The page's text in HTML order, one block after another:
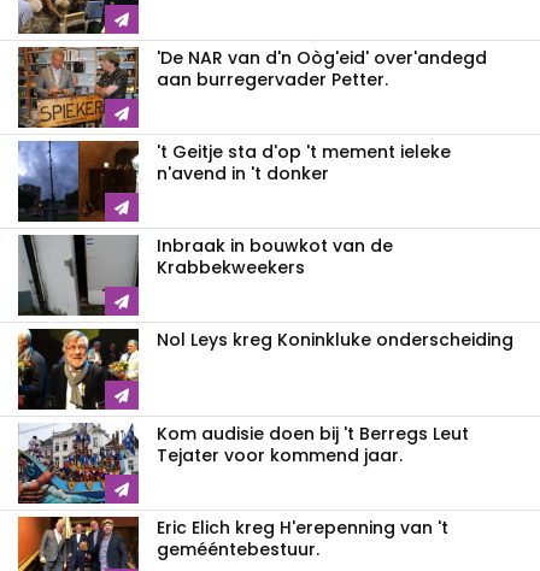
'De NAR van d'n Oòg'eid' over'andegd
aan burregervader Petter.
't Geitje sta d'op 't mement ieleke
n'avend in 't donker
Inbraak in bouwkot van de
Krabbekweekers
Nol Leys kreg Koninkluke onderscheiding
Kom audisie doen bij 't Berregs Leut
Tejater voor kommend jaar.
Eric Elich kreg H'erepenning van 't
gemééntebestuur.